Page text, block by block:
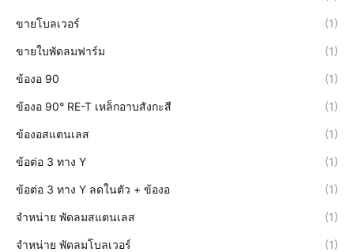
ขายโบลเวอร์ (1)
ขายใบพัดลมฟาร์ม (1)
ข้องอ 90 (1)
ข้องอ 90° RE-T เหล็กอาบสังกะสี (1)
ข้องอสแตนเลส (1)
ข้อต่อ 3 ทาง Y (1)
ข้อต่อ 3 ทาง Y ลดในตัว + ข้องอ (1)
จำหน่าย พัดลมสแตนเลส (1)
จำหน่าย พัดลมโบลเวอร์ (1)